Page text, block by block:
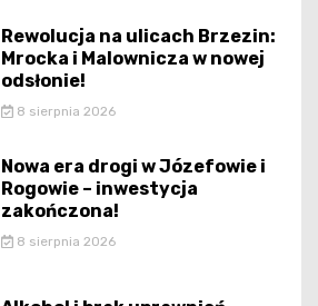
Rewolucja na ulicach Brzezin:
Mrocka i Malownicza w nowej
odsłonie!
8 sierpnia 2026
Nowa era drogi w Józefowie i
Rogowie – inwestycja
zakończona!
8 sierpnia 2026